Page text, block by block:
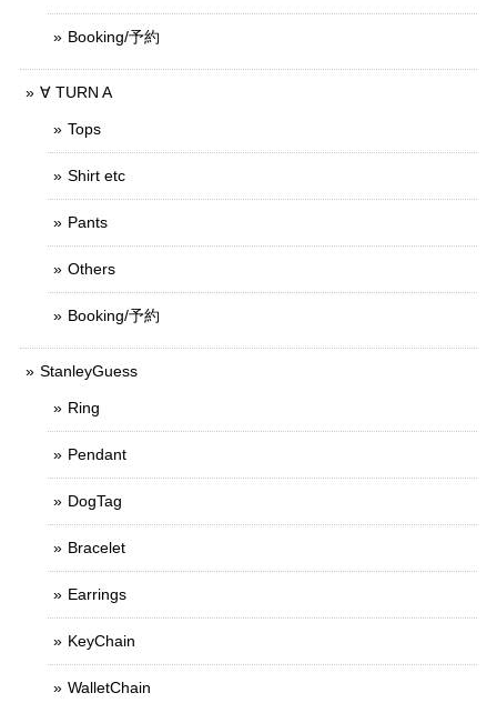
Booking/予約
∀ TURN A
Tops
Shirt etc
Pants
Others
Booking/予約
StanleyGuess
Ring
Pendant
DogTag
Bracelet
Earrings
KeyChain
WalletChain